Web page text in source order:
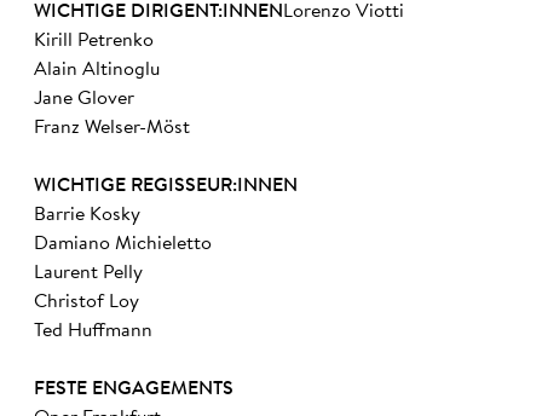
WICHTIGE DIRIGENT:INNEN Lorenzo Viotti
Kirill Petrenko
Alain Altinoglu
Jane Glover
Franz Welser-Möst
WICHTIGE REGISSEUR:INNEN
Barrie Kosky
Damiano Michieletto
Laurent Pelly
Christof Loy
Ted Huffmann
FESTE ENGAGEMENTS